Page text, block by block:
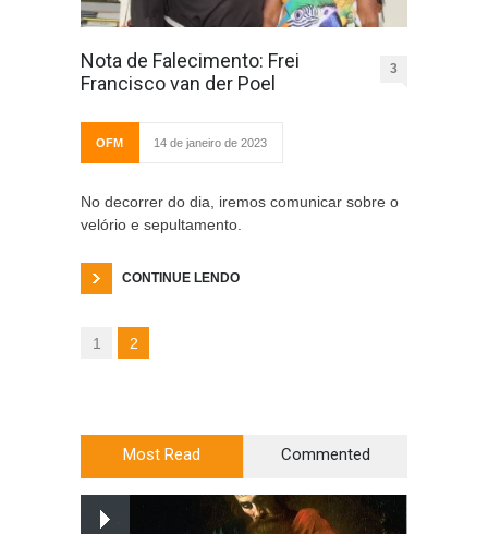
Nota de Falecimento: Frei
Francisco van der Poel
3
OFM 14 de janeiro de 2023
No decorrer do dia, iremos comunicar sobre o
velório e sepultamento.
CONTINUE LENDO
1 2
Most Read Commented